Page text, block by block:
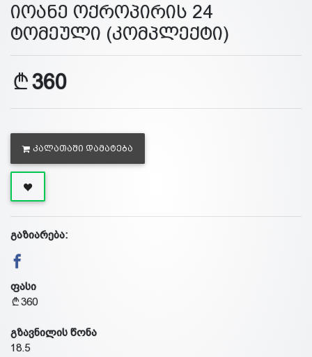
იოანე ოქროპირის 24
ტომეული (კომპლექტი)
360
ᲙᲐᲚᲐᲗᲐᲨᲘ ᲓᲐᲛᲐᲢᲔᲑᲐ
გაზიარება:
ფასი
360
გზავნილის წონა
18.5